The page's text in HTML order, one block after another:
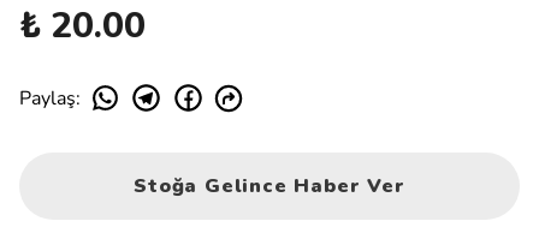
₺ 20.00
Paylaş:
Stoğa Gelince Haber Ver